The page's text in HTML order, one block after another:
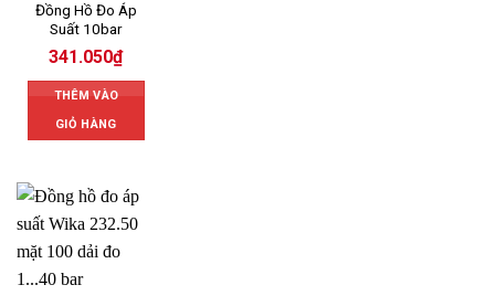
Đồng Hồ Đo Áp
Suất 10bar
341.050₫
THÊM VÀO
GIỎ HÀNG